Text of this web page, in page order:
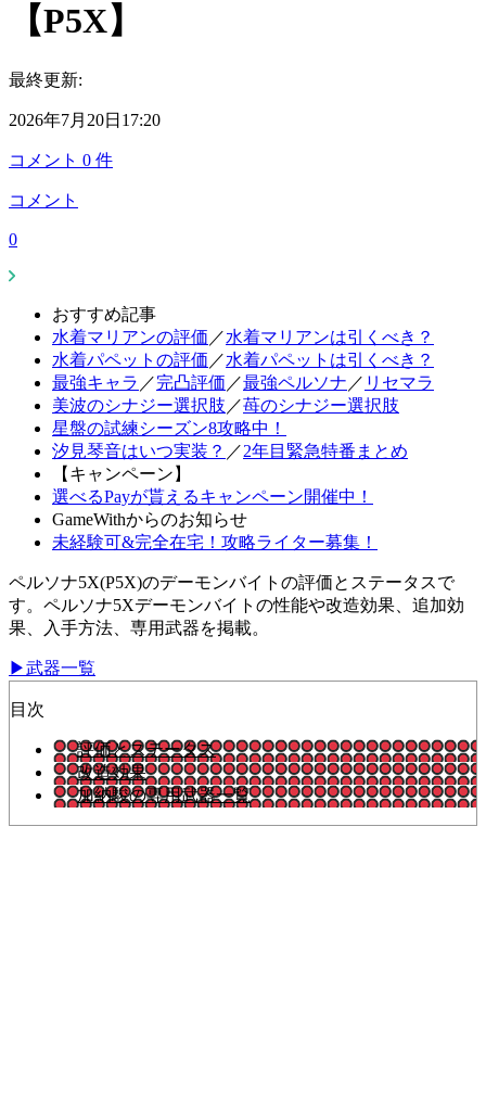
【P5X】
最終更新:
2026年7月20日17:20
コメント 0 件
コメント
0
おすすめ記事
水着マリアンの評価 ／水着マリアンは引くべき？
水着パペットの評価 ／水着パペットは引くべき？
最強キャラ ／完凸評価 ／最強ペルソナ ／ リセマラ
美波のシナジー選択肢 ／苺のシナジー選択肢
星盤の試練シーズン8攻略中！
汐見琴音はいつ実装？ ／2年目緊急特番まとめ
【キャンペーン】
選べるPayが貰えるキャンペーン開催中！
GameWithからのお知らせ
未経験可&完全在宅！攻略ライター募集！
ペルソナ5X(P5X)のデーモンバイトの評価とステータスで
す。ペルソナ5Xデーモンバイトの性能や改造効果、追加効
果、入手方法、専用武器を掲載。
▶武器一覧
目次
評価とステータス
改造効果
加納駿の専用武器一覧